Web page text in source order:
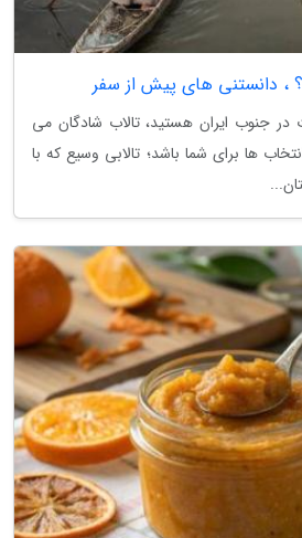
، دانستنی های پیش از سفر
جنوب ایران هستید، تالاب شادگان می
ها برای شما باشد؛ تالابی وسیع که با